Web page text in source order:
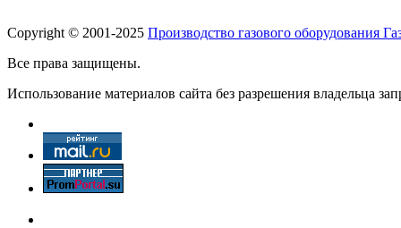
Copyright © 2001-2025 Производство газового оборудования
Все права защищены.
Использование материалов сайта без разрешения владельца